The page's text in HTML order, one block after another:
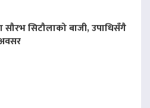
सिटौलाको बाजी, उपाधिसँगै